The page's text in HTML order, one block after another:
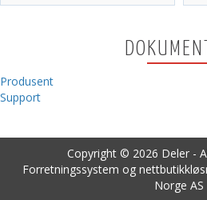
Produsent
Support
Copyright © 2026 Deler -
Forretningssystem og
Norge AS